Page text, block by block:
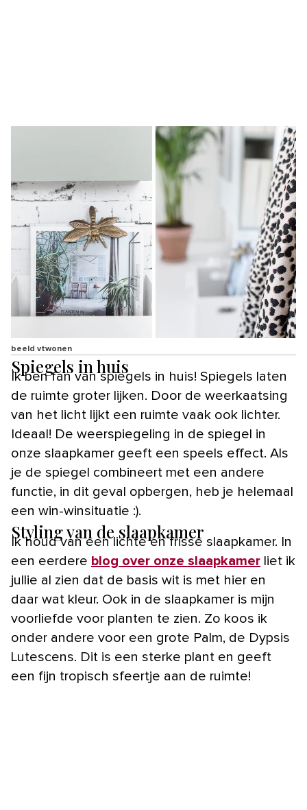
beeld vtwonen
Spiegels in huis
Ik ben fan van spiegels in huis! Spiegels laten
de ruimte groter lijken. Door de weerkaatsing
van het licht lijkt een ruimte vaak ook lichter.
Ideaal! De weerspiegeling in de spiegel in
onze slaapkamer geeft een speels effect. Als
je de spiegel combineert met een andere
functie, in dit geval opbergen, heb je helemaal
een win-winsituatie :).
Styling van de slaapkamer
Ik houd van een lichte en frisse slaapkamer. In
een eerdere blog over onze slaapkamer liet ik
jullie al zien dat de basis wit is met hier en
daar wat kleur. Ook in de slaapkamer is mijn
voorliefde voor planten te zien. Zo koos ik
onder andere voor een grote Palm, de Dypsis
Lutescens. Dit is een sterke plant en geeft
een fijn tropisch sfeertje aan de ruimte!